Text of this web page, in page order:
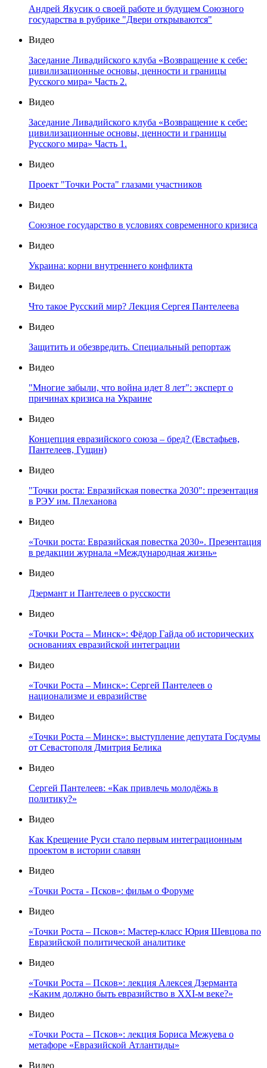
Андрей Якусик о своей работе и будущем Союзного
государства в рубрике "Двери открываются"
Видео
Заседание Ливадийского клуба «Возвращение к себе:
цивилизационные основы, ценности и границы
Русского мира» Часть 2.
Видео
Заседание Ливадийского клуба «Возвращение к себе:
цивилизационные основы, ценности и границы
Русского мира» Часть 1.
Видео
Проект "Точки Роста" глазами участников
Видео
Союзное государство в условиях современного кризиса
Видео
Украина: корни внутреннего конфликта
Видео
Что такое Русский мир? Лекция Сергея Пантелеева
Видео
Защитить и обезвредить. Специальный репортаж
Видео
"Многие забыли, что война идет 8 лет": эксперт о
причинах кризиса на Украине
Видео
Концепция евразийского союза – бред? (Евстафьев,
Пантелеев, Гущин)
Видео
"Точки роста: Евразийская повестка 2030": презентация
в РЭУ им. Плеханова
Видео
«Точки роста: Евразийская повестка 2030». Презентация
в редакции журнала «Международная жизнь»
Видео
Дзермант и Пантелеев о русскости
Видео
«Точки Роста – Минск»: Фёдор Гайда об исторических
основаниях евразийской интеграции
Видео
«Точки Роста – Минск»: Сергей Пантелеев о
национализме и евразийстве
Видео
«Точки Роста – Минск»: выступление депутата Госдумы
от Севастополя Дмитрия Белика
Видео
Сергей Пантелеев: «Как привлечь молодёжь в
политику?»
Видео
Как Крещение Руси стало первым интеграционным
проектом в истории славян
Видео
«Точки Роста - Псков»: фильм о Форуме
Видео
«Точки Роста – Псков»: Мастер-класс Юрия Шевцова по
Евразийской политической аналитике
Видео
«Точки Роста – Псков»: лекция Алексея Дзерманта
«Каким должно быть евразийство в XXI-м веке?»
Видео
«Точки Роста – Псков»: лекция Бориса Межуева о
метафоре «Евразийской Атлантиды»
Видео